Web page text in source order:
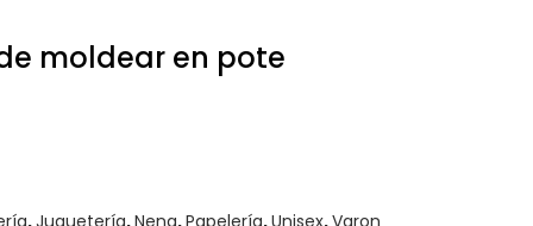
moldear en pote
,Juguetería,Nena,Papelería,Unisex,Varon